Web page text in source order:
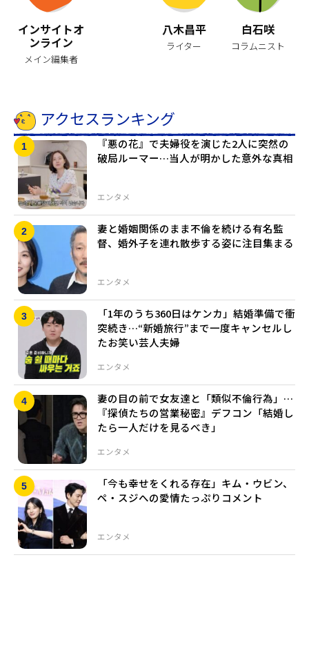
インサイトオ
ンライン
メイン編集者
八木昌平
ライター
白石咲
コラムニスト
アクセスランキング
エンタメ
『悪の花』で夫婦役を演じた2人に突然の
破局ルーマー…当人が明かした意外な真相
エンタメ
妻と婚姻関係のまま不倫を続ける有名監
督、婚外子を連れ散歩する姿に注目集まる
エンタメ
「1年のうち360日はケンカ」結婚準備で衝
突続き…“新婚旅行”まで一度キャンセルし
たお笑い芸人夫婦
エンタメ
妻の目の前で女友達と「類似不倫行為」…
『探偵たちの営業秘密』デフコン「結婚し
たら一人だけを見るべき」
エンタメ
「今も幸せをくれる存在」キム・ウビン、
ペ・スジへの愛情たっぷりコメント